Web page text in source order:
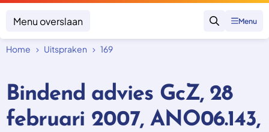
Menu overslaan
Zoeken
Menu
Onderwerpen
Zorgverzekering afsluiten
Focus en impact
Home Uitspraken 169
Bindend advies GcZ, 28
februari 2007, ANO06.143,